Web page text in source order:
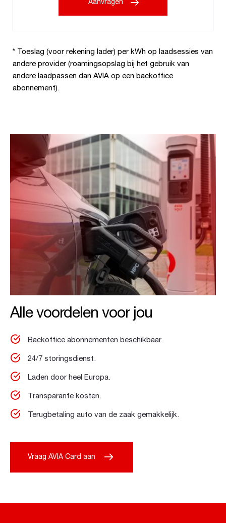
Aanvragen
* Toeslag (voor rekening lader) per kWh op laadsessies van
andere provider (roamingsopslag bij het gebruik van
andere laadpassen dan AVIA op een backoffice
abonnement).
Alle voordelen voor jou
Backoffice abonnementen beschikbaar.
24/7 storingsdienst.
Laden door heel Europa.
Transparante kosten.
Terugbetaling auto van de zaak gemakkelijk.
Vraag AVIA Card aan